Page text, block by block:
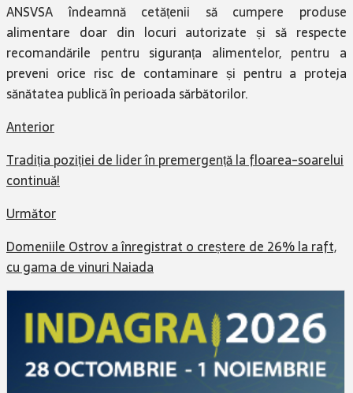
ANSVSA îndeamnă cetățenii să cumpere produse
alimentare doar din locuri autorizate și să respecte
recomandările pentru siguranța alimentelor, pentru a
preveni orice risc de contaminare și pentru a proteja
sănătatea publică în perioada sărbătorilor.
Anterior
Tradiția poziției de lider în premergență la floarea-soarelui
continuă!
Următor
Domeniile Ostrov a înregistrat o creștere de 26% la raft,
cu gama de vinuri Naiada